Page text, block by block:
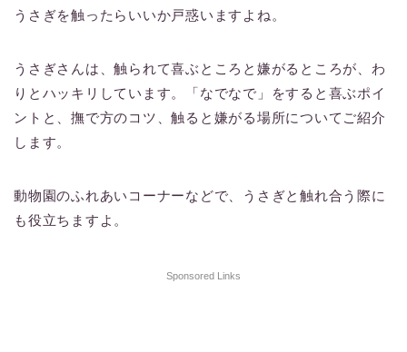
うさぎを触ったらいいか戸惑いますよね。
うさぎさんは、触られて喜ぶところと嫌がるところが、わ
りとハッキリしています。「なでなで」をすると喜ぶポイ
ントと、撫で方のコツ、触ると嫌がる場所についてご紹介
します。
動物園のふれあいコーナーなどで、うさぎと触れ合う際に
も役立ちますよ。
Sponsored Links